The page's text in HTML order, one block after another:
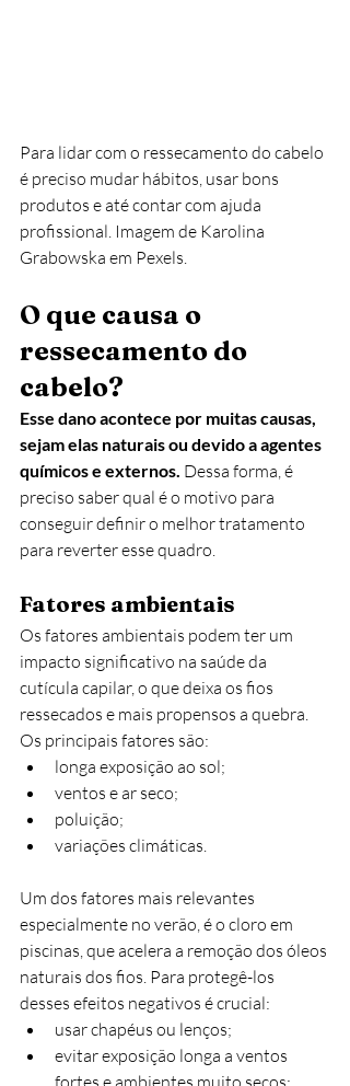
Para lidar com o ressecamento do cabelo
é preciso mudar hábitos, usar bons
produtos e até contar com ajuda
profissional. Imagem de Karolina
Grabowska em Pexels.
O que causa o
ressecamento do
cabelo?
Esse dano acontece por muitas causas,
sejam elas naturais ou devido a agentes
químicos e externos. Dessa forma, é
preciso saber qual é o motivo para
conseguir definir o melhor tratamento
para reverter esse quadro.
Fatores ambientais
Os fatores ambientais podem ter um
impacto significativo na saúde da
cutícula capilar, o que deixa os fios
ressecados e mais propensos a quebra.
Os principais fatores são:
longa exposição ao sol;
ventos e ar seco;
poluição;
variações climáticas.
Um dos fatores mais relevantes
especialmente no verão, é o cloro em
piscinas, que acelera a remoção dos óleos
naturais dos fios. Para protegê-los
desses efeitos negativos é crucial:
usar chapéus ou lenços;
evitar exposição longa a ventos
fortes e ambientes muito secos;